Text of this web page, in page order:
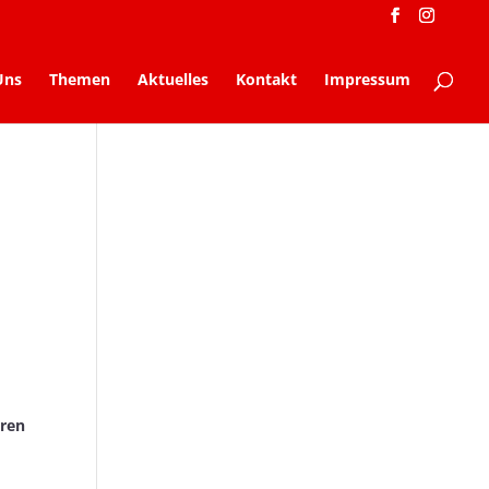
Themen Aktuelles Kontakt Impressum